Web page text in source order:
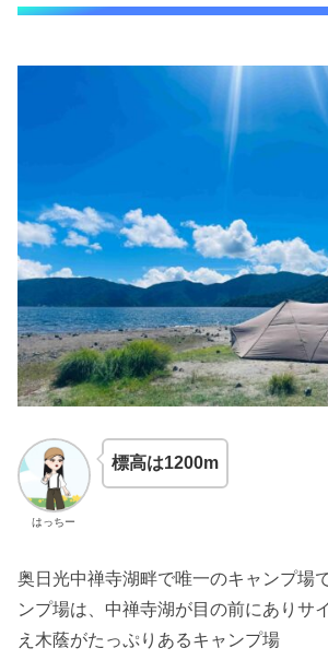
はっちー
標高は1200m
奥日光中禅寺湖畔で唯一のキャンプ場
ンプ場は、中禅寺湖が目の前にありサ
え木蔭がたっぷりあるキャンプ場